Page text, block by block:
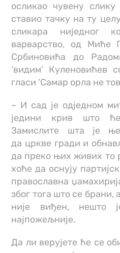
осликао чувену
ставио тачку на ту
сликара ниједног
варварство, од Миће
Србиновића до
‘видим’ Куленовићев
гласи ‘Самар орла не
– И сад је одједном
једини крив што
Замислите шта је
да цркве гради и
да преко њих живих то
хоће да оснују
православна
због тога што се брани,
није виђен, нешто
најпожељније.
Да ли верујете ће се